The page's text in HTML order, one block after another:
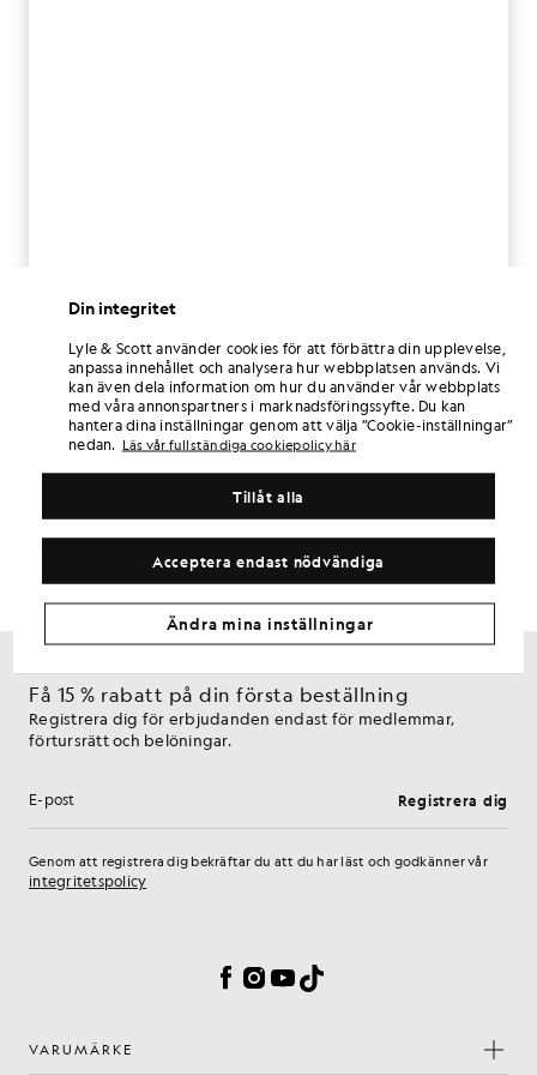
Få 15 % rabatt på din första beställning
Registrera dig för erbjudanden endast för medlemmar,
förtursrätt och belöningar.
E-postadress Registrera dig
Genom att registrera dig bekräftar du att du har läst och godkänner vår
integritetspolicy
Facebook
Instagram
YouTube
TikTok
VARUMÄRKE
Din integritet
Lyle & Scott använder cookies för att förbättra din upplevelse,
anpassa innehållet och analysera hur webbplatsen används. Vi
kan även dela information om hur du använder vår webbplats
med våra annonspartners i marknadsföringssyfte. Du kan
hantera dina inställningar genom att välja ”Cookie-inställningar”
nedan. Läs vår fullständiga cookiepolicy här
Acceptera endast nödvändiga
Tillåt alla
Ändra mina inställningar